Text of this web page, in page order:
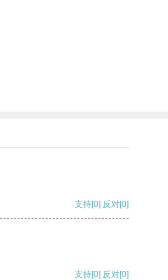
支持[0] 反对[0]
支持[0] 反对[0]